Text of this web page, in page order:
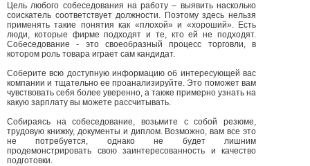
Цель любого собеседования на работу – выявить насколько
соискатель соответствует должности. Поэтому здесь нельзя
применять такие понятия как «плохой» и «хороший». Есть
люди, которые фирме подходят и те, кто ей не подходят.
Собеседование - это своеобразный процесс торговли, в
котором роль товара играет сам кандидат.
Соберите всю доступную информацию об интересующей вас
компании и тщательно ее проанализируйте. Это поможет вам
чувствовать себя более уверенно, а также примерно узнать на
какую зарплату вы можете рассчитывать.
Собираясь на собеседование, возьмите с собой резюме,
трудовую книжку, документы и диплом. Возможно, вам все это
не потребуется, однако не будет лишним
продемонстрировать свою заинтересованность и качество
подготовки.